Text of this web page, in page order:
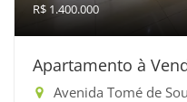
R$ 1.400.000
Apartamento à
Avenida Tomé de